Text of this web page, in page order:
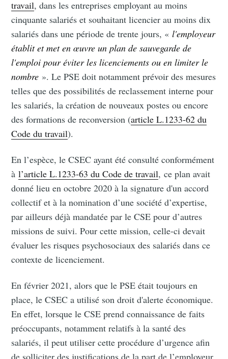
travail, dans les entreprises employant au moins
cinquante salariés et souhaitant licencier au moins dix
salariés dans une période de trente jours, «l'employeur
établit et met en œuvre un plan de sauvegarde de
l'emploi pour éviter les licenciements ou en limiter le
nombre ». Le PSE doit notamment prévoir des mesures
telles que des possibilités de reclassement interne pour
les salariés, la création de nouveaux postes ou encore
des formations de reconversion (article L.1233-62 du
Code du travail).
En l’espèce, le CSEC ayant été consulté conformément
àl’article L.1233-63 du Code de travail, ce plan avait
donné lieu en octobre 2020 à la signature d'un accord
collectif et à la nomination d’une société d’expertise,
par ailleurs déjà mandatée par le CSE pour d’autres
missions de suivi. Pour cette mission, celle-ci devait
évaluer les risques psychosociaux des salariés dans ce
contexte de licenciement.
En février 2021, alors que le PSE était toujours en
place, le CSEC a utilisé son droit d'alerte économique.
En effet, lorsque le CSE prend connaissance de faits
préoccupants, notamment relatifs à la santé des
salariés, il peut utiliser cette procédure d’urgence afin
de solliciter des justifications de la part de l’employeur